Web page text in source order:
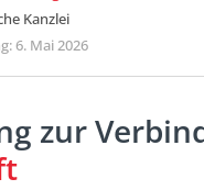
Kanzlei
6. Mai 2026
zur